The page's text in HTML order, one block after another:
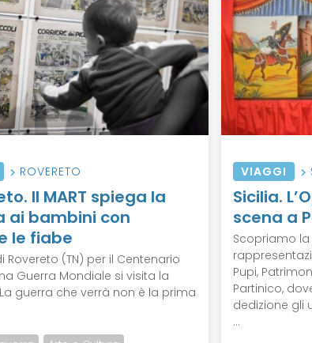
ROVERETO
Il MART spiega la
ai bambini con
le fiabe
Rovereto (TN) per il Centenario
Guerra Mondiale si visita la
guerra che verrà non è la prima
VIAGGI
Sicilia.
scena a
Scopriamo
Pupi,
Partinico,
dedizione gli
...